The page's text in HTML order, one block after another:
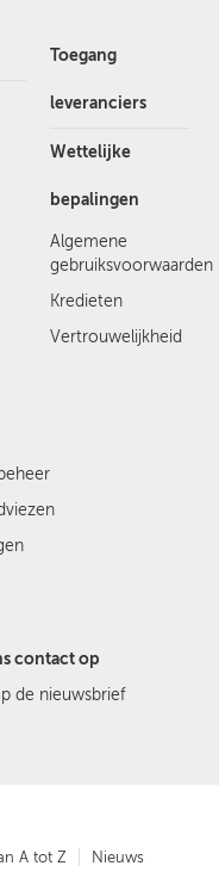
Toegang
leveranciers
Wettelijke
bepalingen
Algemene
gebruiksvoorwaarden
Kredieten
Vertrouwelijkheid
contact op
de nieuwsbrief
A tot Z Nieuws